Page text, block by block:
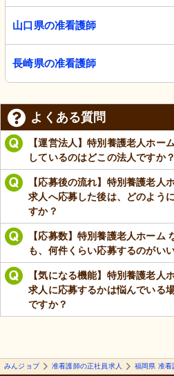
山口県の准看護師
長崎県の准看護師
よくある質問
【運営法人】特別養護老人ホー
しているのはどこの法人ですか？
【応募後の流れ】特別養護老人
求人へ応募した後は、どのよう
すか？
【応募数】特別養護老人ホーム
も、何件くらい応募するのがい
【気になる機能】特別養護老人
求人に応募するかは悩んでいる
ですか？
みんジョブ 准看護師の正社員求人 福岡県 准看